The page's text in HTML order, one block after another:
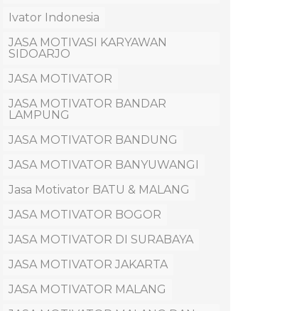
Ivator Indonesia
JASA MOTIVASI KARYAWAN
SIDOARJO
JASA MOTIVATOR
JASA MOTIVATOR BANDAR
LAMPUNG
JASA MOTIVATOR BANDUNG
JASA MOTIVATOR BANYUWANGI
Jasa Motivator BATU & MALANG
JASA MOTIVATOR BOGOR
JASA MOTIVATOR DI SURABAYA
JASA MOTIVATOR JAKARTA
JASA MOTIVATOR MALANG